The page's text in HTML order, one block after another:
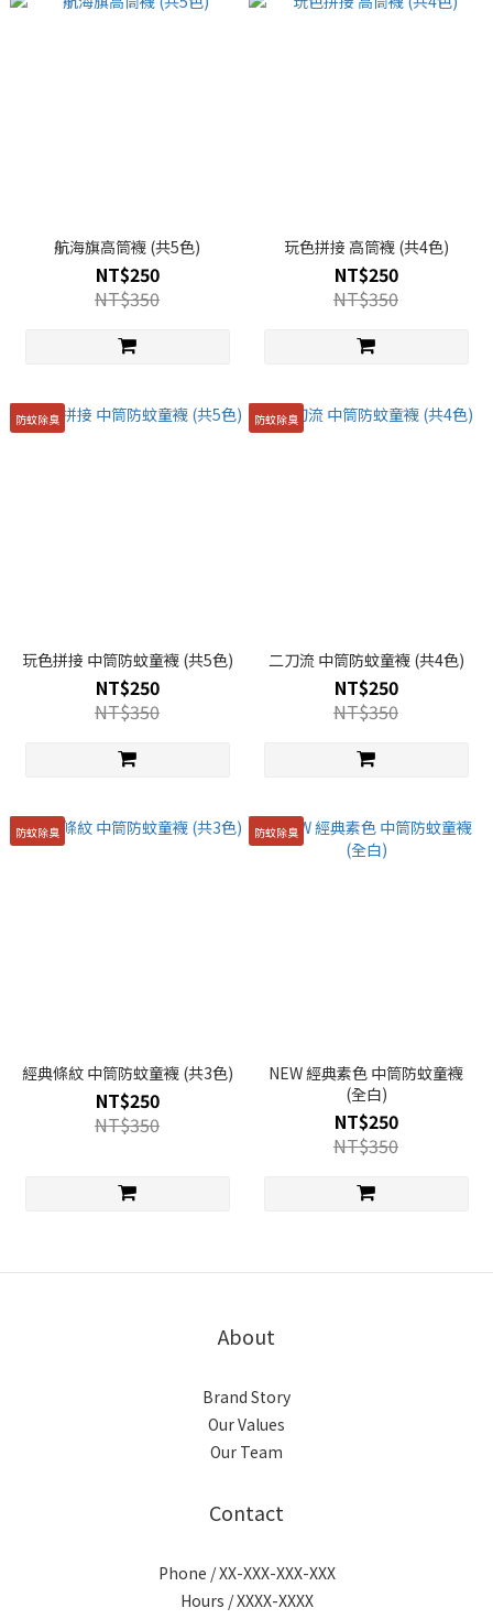
航海旗高筒襪 (共5色)
NT$250
NT$350
玩色拼接 高筒襪 (共4色)
NT$250
NT$350
防蚊除臭
玩色拼接 中筒防蚊童襪 (共5色)
NT$250
NT$350
防蚊除臭
二刀流 中筒防蚊童襪 (共4色)
NT$250
NT$350
防蚊除臭
經典條紋 中筒防蚊童襪 (共3色)
NT$250
NT$350
防蚊除臭
NEW 經典素色 中筒防蚊童襪
(全白)
NT$250
NT$350
About
Brand Story
Our Values
Our Team
Contact
Phone / XX-XXX-XXX-XXX
Hours / XXXX-XXXX